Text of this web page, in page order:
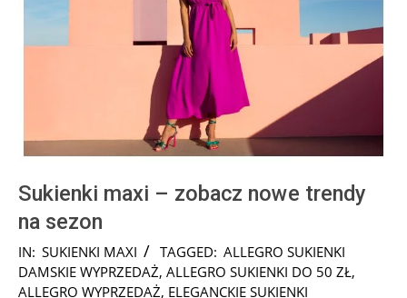
Sukienki maxi – zobacz nowe trendy
na sezon
2025-
10-
20
IN: SUKIENKI MAXI TAGGED: ALLEGRO SUKIENKI
DAMSKIE WYPRZEDAŻ, ALLEGRO SUKIENKI DO 50 ZŁ,
ALLEGRO WYPRZEDAŻ, ELEGANCKIE SUKIENKI